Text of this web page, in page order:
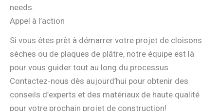
needs.
Appel à l’action
Si vous êtes prêt à démarrer votre projet de cloisons
sèches ou de plaques de plâtre, notre équipe est là
pour vous guider tout au long du processus.
Contactez-nous dès aujourd’hui pour obtenir des
conseils d’experts et des matériaux de haute qualité
pour votre prochain projet de construction!